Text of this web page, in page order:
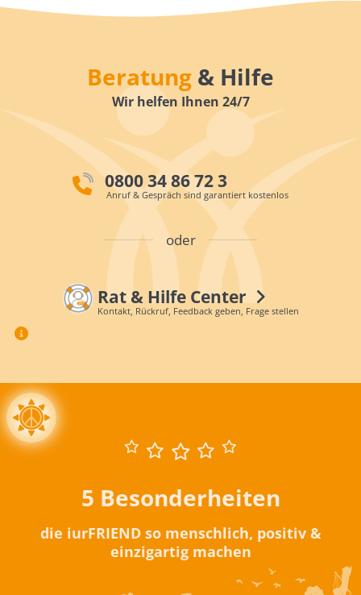
Beratung & Hilfe
Wir helfen Ihnen 24/7
0800 34 86 72 3
Anruf & Gespräch sind garantiert kostenlos
oder
Rat & Hilfe Center
Kontakt, Rückruf, Feedback geben, Frage stellen
5 Besonderheiten
die iurFRIEND so menschlich, positiv &
einzigartig machen